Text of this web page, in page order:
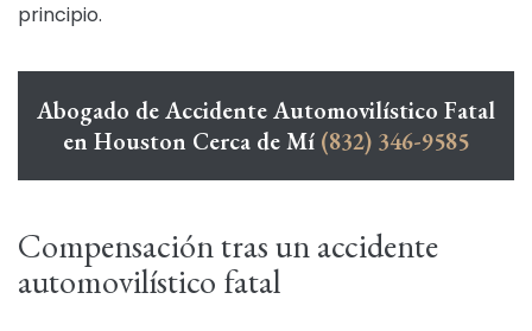
principio.
Abogado de Accidente Automovilístico Fatal
en Houston Cerca de Mí (832) 346-9585
Compensación tras un accidente
automovilístico fatal